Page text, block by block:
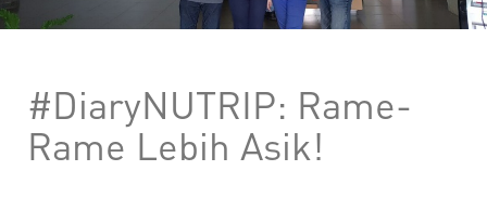
#DiaryNUTRIP: Rame-
Rame Lebih Asik!